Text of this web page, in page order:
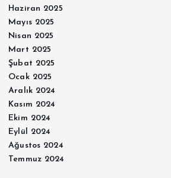
Haziran 2025
Mayıs 2025
Nisan 2025
Mart 2025
Şubat 2025
Ocak 2025
Aralık 2024
Kasım 2024
Ekim 2024
Eylül 2024
Ağustos 2024
Temmuz 2024